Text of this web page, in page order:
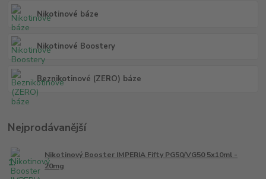
Nikotinové báze
Nikotinové Boostery
Beznikotinové (ZERO) báze
Nejprodávanější
1.
Nikotinový Booster IMPERIA Fifty PG50/VG50 5x10ml -
20mg